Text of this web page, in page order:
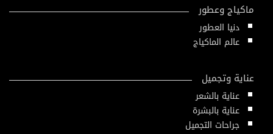
ماكياج وعطور
دنيا العطور
عالم الماكياج
عناية وتجميل
عناية بالشعر
عناية بالبشرة
جراحات التجميل